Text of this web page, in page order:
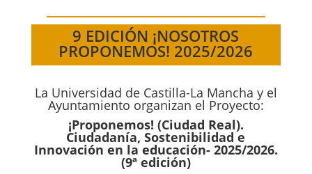
9 EDICIÓN ¡NOSOTROS
PROPONEMOS! 2025/2026
La Universidad de Castilla-La Mancha y el
Ayuntamiento organizan el Proyecto:
¡Proponemos! (Ciudad Real).
Ciudadanía, Sostenibilidad e
Innovación en la educación- 2025/2026.
(9ª edición)